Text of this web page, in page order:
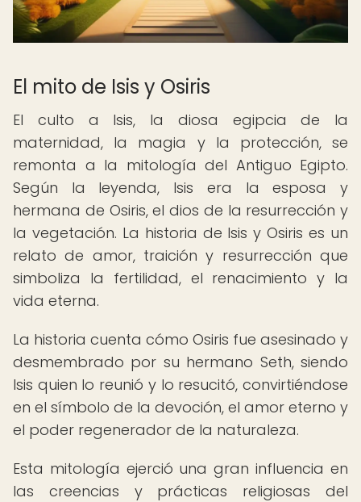
El mito de Isis y Osiris
El culto a Isis, la diosa egipcia de la
maternidad, la magia y la protección, se
remonta a la mitología del Antiguo Egipto.
Según la leyenda, Isis era la esposa y
hermana de Osiris, el dios de la resurrección y
la vegetación. La historia de Isis y Osiris es un
relato de amor, traición y resurrección que
simboliza la fertilidad, el renacimiento y la
vida eterna.
La historia cuenta cómo Osiris fue asesinado y
desmembrado por su hermano Seth, siendo
Isis quien lo reunió y lo resucitó, convirtiéndose
en el símbolo de la devoción, el amor eterno y
el poder regenerador de la naturaleza.
Esta mitología ejerció una gran influencia en
las creencias y prácticas religiosas del